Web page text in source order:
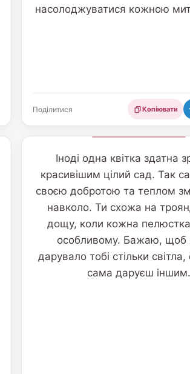
насолоджуватися кожною
Поділитися Копіювати
Іноді одна квітка здатна
красивішим цілий сад. Так
своєю добротою та теплом
навколо. Ти схожа на
дощу, коли кожна
особливому. Бажаю, щоб
дарувало тобі стільки світла,
сама даруєш іншим.